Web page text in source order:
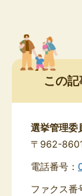
この
選挙管理委
〒962-
電話番号：
ファクス番